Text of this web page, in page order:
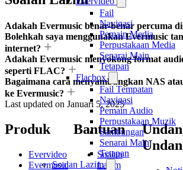
Fail
Navigasi
Pemain Media
Perpustakaan Media
Senarai Main
Tetapan
Flacbox
Fail Tempatan
Navigasi
Pemain Audio
Perpustakaan Muzik
Sambungan
Senarai Main
Tetapan
Soalan Lazim
Adakah Evermusic benar-benar percuma
Bolehkah saya menggunakan Evermusic
internet?
Adakah Evermusic menyokong format
seperti FLAC?
Bagaimana cara menyambungkan NAS
ke Evermusic?
Last updated on Januari 5, 2025
Produk
Evervideo
Evermusic
Bantuan
Soalan
Lazim